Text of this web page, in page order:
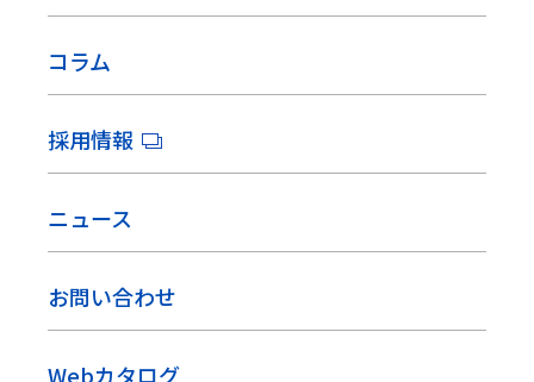
コラム
採用情報
ニュース
お問い合わせ
Webカタログ